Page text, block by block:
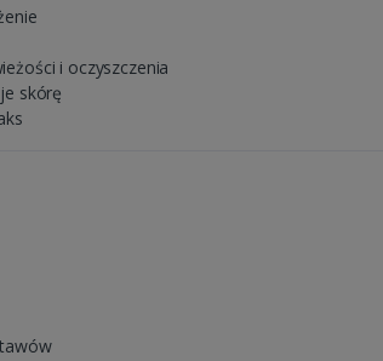
i oczyszczenia
skórę